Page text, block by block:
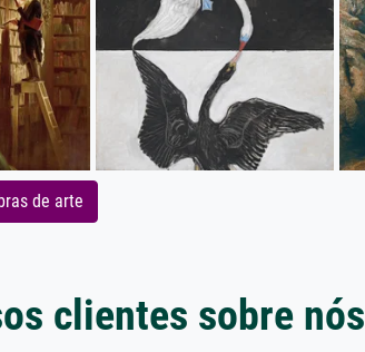
de arte
clientes sobre nós